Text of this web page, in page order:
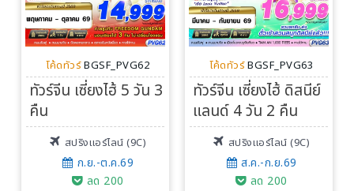
โค้ดทัวร์ BGSF_PVG62
ทัวร์จีน เซี่ยงไฮ้ 5 วัน 3
คืน
สปริงแอร์ไลน์ (9C)
ก.ย.-ต.ค.69
ลด 200
โค้ดทัวร์ BGSF_PVG63
ทัวร์จีน เซี่ยงไฮ้ ดิสนีย์
แลนด์ 4 วัน 2 คืน
สปริงแอร์ไลน์ (9C)
ส.ค.-ก.ย.69
ลด 200